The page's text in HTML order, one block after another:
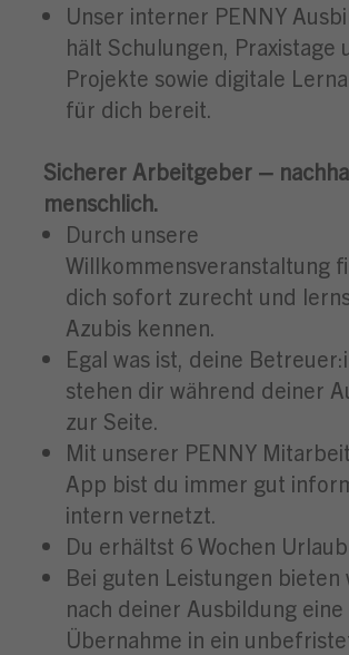
Unser interner PENNY
hält Schulungen, Praxistage
Projekte sowie digitale
für dich bereit.
Sicherer Arbeitgeber –
menschlich.
Durch unsere
Willkommensveranstaltung
dich sofort zurecht und
Azubis kennen.
Egal was ist, deine
stehen dir während deiner
zur Seite.
Mit unserer PENNY
App bist du immer gut
intern vernetzt.
Du erhältst 6 Wochen
Bei guten Leistungen bieten
nach deiner Ausbildung eine
Übernahme in ein